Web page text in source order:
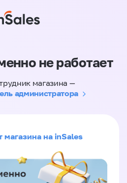
не работает
магазина —
администратора
магазина на inSales